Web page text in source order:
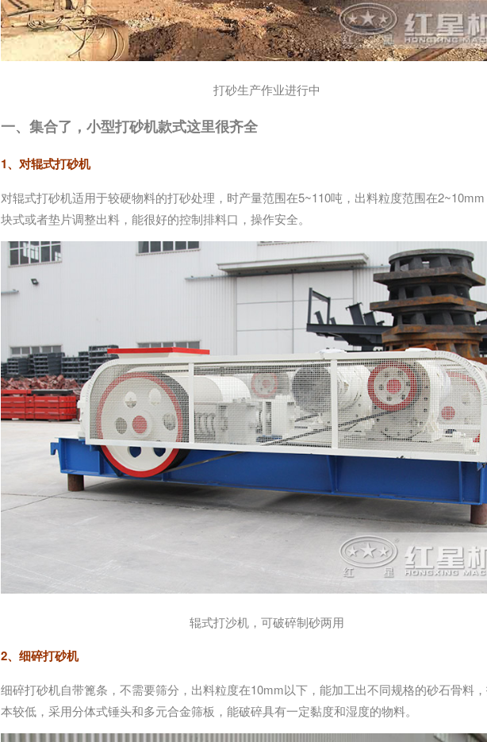
打砂生产作业进行中
一、集合了，小型打砂机款式这里很齐全
1、对辊式打砂机
对辊式打砂机适用于较硬物料的打砂处理，时产量范围在5~110吨，出料粒度范围在
块式或者垫片调整出料，能很好的控制排料口，操作安全。
辊式打沙机，可破碎制砂两用
2、细碎打砂机
细碎打砂机自带篦条，不需要筛分，出料粒度在10mm以下，能加工出不同规格的砂石骨料
本较低，采用分体式锤头和多元合金筛板，能破碎具有一定黏度和湿度的物料。